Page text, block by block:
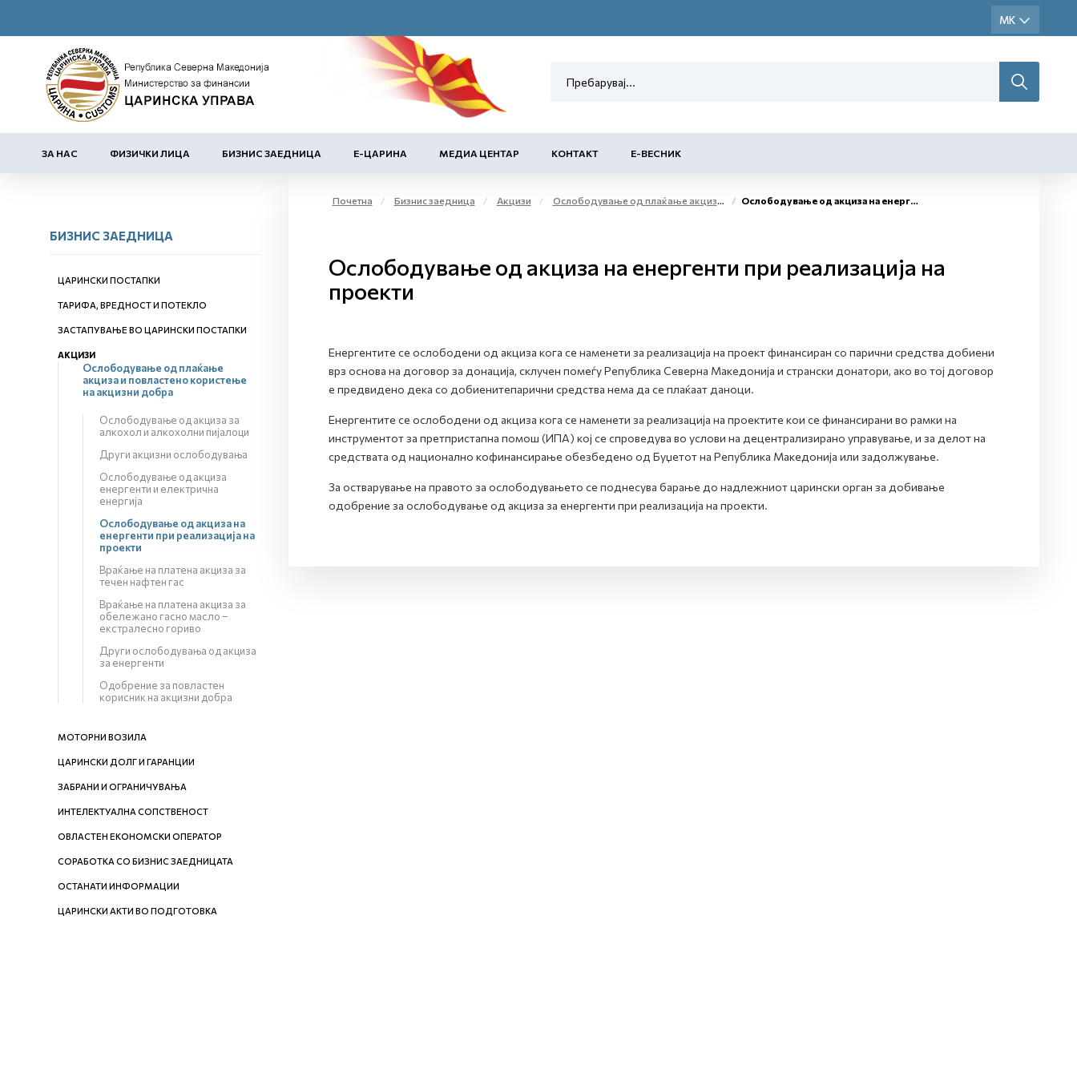
ЗА НАС ФИЗИЧКИ ЛИЦА БИЗНИС ЗАЕДНИЦА Е-ЦАРИНА МЕДИА ЦЕНТАР КОНТАКТ Е-ВЕСНИК
БИЗНИС ЗАЕДНИЦА
ЦАРИНСКИ ПОСТАПКИ
ТАРИФА, ВРЕДНОСТ И ПОТЕКЛО
ЗАСТАПУВАЊЕ ВО ЦАРИНСКИ ПОСТАПКИ
АКЦИЗИ
Ослободување од плаќање
акциза и повластено користење
на акцизни добра
Ослободување од акциза за
алкохол и алкохолни пијалоци
Други акцизни ослободувања
Ослободување од акциза
енергенти и електрична
енергија
Ослободување од акциза на
енергенти при реализација на
проекти
Враќање на платена акциза за
течен нафтен гас
Враќање на платена акциза за
обележано гасно масло –
екстралесно гориво
Други ослободувања од акциза
за енергенти
Одобрение за повластен
корисник на акцизни добра
МОТОРНИ ВОЗИЛА
ЦАРИНСКИ ДОЛГ И ГАРАНЦИИ
ЗАБРАНИ И ОГРАНИЧУВАЊА
ИНТЕЛЕКТУАЛНА СОПСТВЕНОСТ
ОВЛАСТЕН ЕКОНОМСКИ ОПЕРАТОР
СОРАБОТКА СО БИЗНИС ЗАЕДНИЦАТА
ОСТАНАТИ ИНФОРМАЦИИ
ЦАРИНСКИ АКТИ ВО ПОДГОТОВКА
Почетна Бизнис заедница Акцизи Ослободување од плаќање акциза и повластено користење на акцизни добра Ослободување од акциза на енергенти при реализација на проекти
Ослободување од акциза на енергенти при реализација на
проекти
Енергентите се ослободени од акциза кога се наменети за реализација на проект финансиран со парични средства добиени
врз основа на договор за донација, склучен помеѓу Република Северна Македонија и странски донатори, ако во тој договор
е предвидено дека со добиенитепарични средства нема да се плаќаат даноци.
Енергентите се ослободени од акциза кога се наменети за реализација на проектите кои се финансирани во рамки на
инструментот за претпристапна помош (ИПА) кој се спроведува во услови на децентрализирано управување, и за делот на
средствата од национално кофинансирање обезбедено од Буџетот на Република Македонија или задолжување.
За остварување на правото за ослободувањето се поднесува барање до надлежниот царински орган за добивање
одобрение за ослободување од акциза за енергенти при реализација на проекти.